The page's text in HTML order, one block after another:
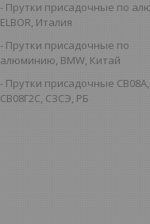
Прутки присадочные по
ELBOR, Италия
Прутки присадочные по
алюминию, BMW, Китай
Прутки присадочные СВ08А,
СВ08Г2С, СЗСЭ, РБ